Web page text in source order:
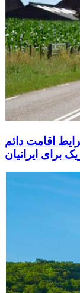
اقامت دائم
برای ایرانیان